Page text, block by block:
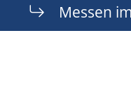
Messen